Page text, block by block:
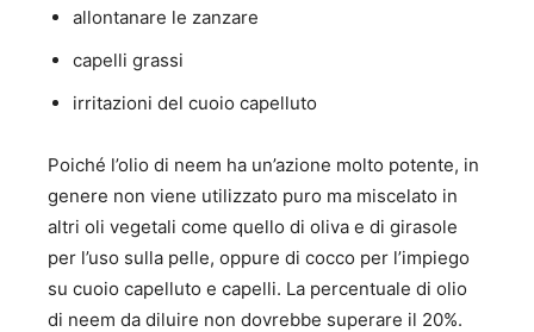
allontanare le zanzare
capelli grassi
irritazioni del cuoio capelluto
Poiché l’olio di neem ha un’azione molto potente, in
genere non viene utilizzato puro ma miscelato in
altri oli vegetali come quello di oliva e di girasole
per l’uso sulla pelle, oppure di cocco per l’impiego
su cuoio capelluto e capelli. La percentuale di olio
di neem da diluire non dovrebbe superare il 20%.